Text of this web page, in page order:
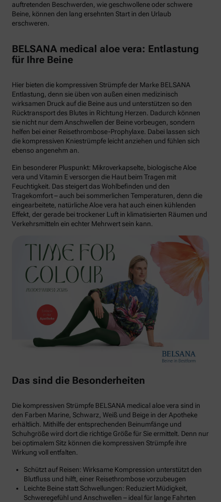
auftretenden Beschwerden, wie geschwollene oder schwere
Beine, können den lang ersehnten Start in den Urlaub
erschweren.
BELSANA medical aloe vera: Entlastung
für Ihre Beine
Hier bieten die kompressiven Strümpfe der Marke BELSANA
Entlastung, denn sie üben von außen einen medizinisch
wirksamen Druck auf die Beine aus und unterstützen so den
Rücktransport des Blutes in Richtung Herzen. Dadurch können
sie nicht nur dem Anschwellen der Beine vorbeugen, sondern
helfen bei einer Reisethrombose-Prophylaxe. Dabei lassen sich
die kompressiven Kniestrümpfe leicht anziehen und fühlen sich
ebenso angenehm an.
Ein besonderer Pluspunkt: Mikroverkapselte, biologische Aloe
vera und Vitamin E versorgen die Haut beim Tragen mit
Feuchtigkeit. Das steigert das Wohlbefinden und den
Tragekomfort – auch bei sommerlichen Temperaturen, denn die
eingearbeitete, natürliche Aloe vera hat auch einen kühlenden
Effekt, der gerade bei trockener Luft in klimatisierten Räumen und
Verkehrsmitteln ein echter Mehrwert sein kann.
Das sind die Besonderheiten
Die kompressiven Strümpfe BELSANA medical aloe vera sind in
den Farben Marine, Schwarz, Weiß und Beige in der Apotheke
erhältlich. Mithilfe der entsprechenden Beinumfänge und
Schuhgröße wird dort die richtige Größe für Sie ermittelt. Denn nur
bei optimalem Sitz können die kompressiven Strümpfe ihre
Wirkung voll entfalten.
Schützt auf Reisen: Wirksame Kompression unterstützt den
Blutfluss und hilft, einer Reisethrombose vorzubeugen
Leichte Beine statt Schwellungen: Reduziert Müdigkeit,
Schweregefühl und Anschwellen – ideal für lange Fahrten